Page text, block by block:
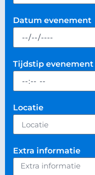
Datum evenement
Tijdstip evenement
Locatie
Extra informatie